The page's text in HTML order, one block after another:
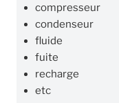
compresseur
condenseur
fluide
fuite
recharge
etc